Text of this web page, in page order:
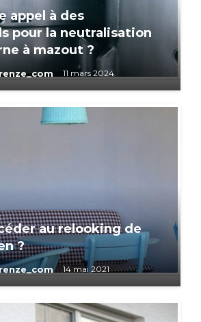
appel à des
pour la neutralisation
à mazout ?
11 mars 2024
au relooking de
?
14 mai 2021